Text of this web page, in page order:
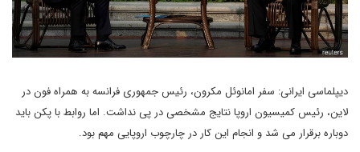
دیپلماسی ایرانی: سفر امانوئل مکرون، رئیس جمهوری فرانسه به همراه فون در
لاین، رئیس کمیسیون اروپا نتایج مشخصی در پی نداشت. اما روابط با پکن باید
دوباره برقرار می شد و انجام این کار در چارچوب اروپایی مهم بود.